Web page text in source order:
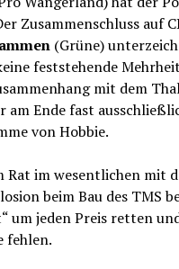
Zusammenschluss auf
(Grüne)
feststehende
mit dem
am Ende fast
von Hobbie.
Rat im wesentlichen mit
beim Bau des TMS
um jeden Preis retten
fehlen.